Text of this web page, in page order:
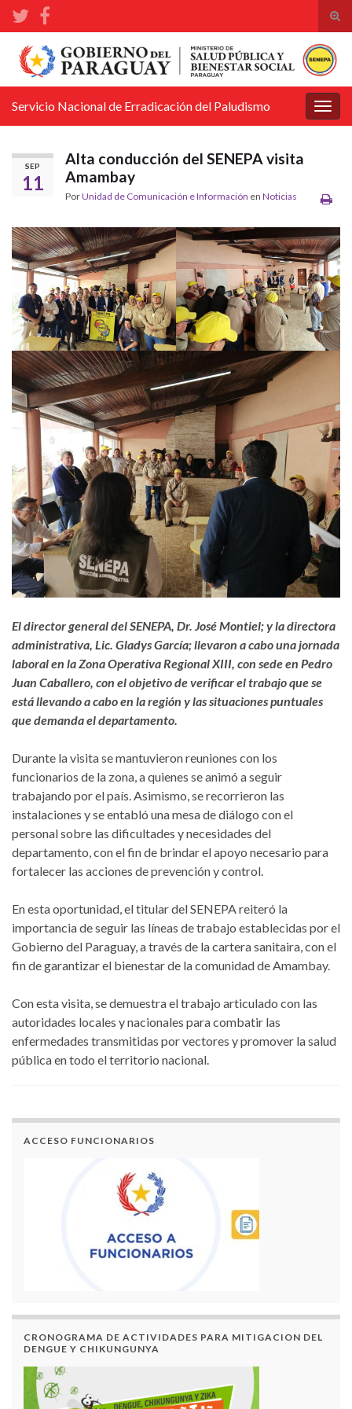
el
de
Search for:
la
Servicio Nacional de Erradicación del Paludismo
SEP
11
Alta conducción del SENEPA visita
Amambay
PorUnidad de Comunicación e Información en Noticias
Eldirectorgeneral del SENEPA, Dr. José Montiel; y la directora
administrativa, Lic. Gladys García;llevaron a cabo una jornada
laboral en la Zona Operativa Regional XIII, con sede en Pedro
Juan Caballero, con el objetivode verificarel trabajo que se
está llevando a cabo en la región y las situaciones puntuales
que demanda el departamento.
Durante la visita se mantuvieron reuniones con los
funcionarios de la zona, a quienes se animó a seguir
trabajando por el país. Asimismo, se recorrieron las
instalaciones y se entabló una mesa de diálogo con el
personal sobre las dificultades y necesidades del
departamento, con el fin de brindar el apoyo necesario para
fortalecer las acciones de prevención y control.
En esta oportunidad, el titular del SENEPA reiteró la
importancia de seguir las líneas de trabajo establecidas por el
Gobierno del Paraguay, a través de la cartera sanitaira, con el
fin de garantizar el bienestar de la comunidad de Amambay.
Con esta visita, se demuestra el trabajo articulado con las
autoridades locales y nacionales para combatir las
enfermedades transmitidas por vectores y promover la salud
pública en todo el territorio nacional.
ACCESO FUNCIONARIOS
CRONOGRAMA DE ACTIVIDADES PARA MITIGACION DEL
DENGUE Y CHIKUNGUNYA